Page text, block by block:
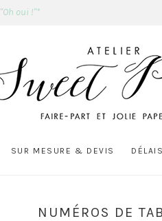
"Oh oui !"*
SUR MESURE & DEVIS
NUMÉROS DE